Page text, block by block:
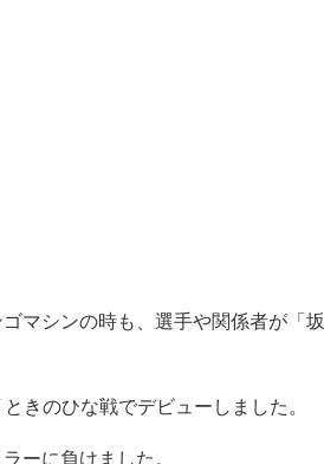
マシンの時も、選手や関係者が「坂
きのひな戦でデビューしました。
ーに負けました。